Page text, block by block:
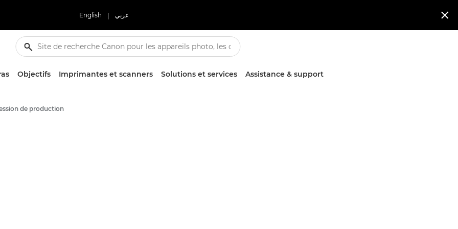
English | عربي 
Objectifs Imprimantes et scanners Solutions et services Assistance & support
de production